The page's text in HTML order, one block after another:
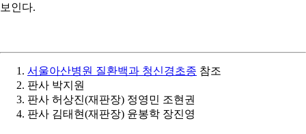
보인다.
서울아산병원 질환백과 청신경초종 참조
판사 박지원
판사 허상진(재판장) 정영민 조현권
판사 김태현(재판장) 윤봉학 장진영